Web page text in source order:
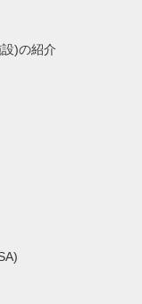
)の紹介